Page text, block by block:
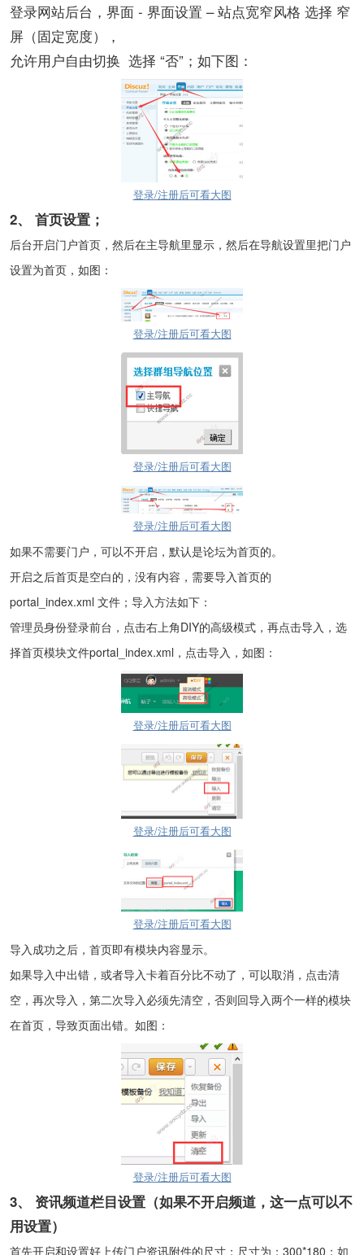
登录网站后台，界面 - 界面设置 – 站点宽窄风格 选择 窄
屏（固定宽度），
允许用户自由切换 选择 “否”；如下图：
登录/注册后可看大图
2、 首页设置；
后台开启门户首页，然后在主导航里显示，然后在导航设置里把门户
设置为首页，如图：
登录/注册后可看大图
登录/注册后可看大图
登录/注册后可看大图
如果不需要门户，可以不开启，默认是论坛为首页的。
开启之后首页是空白的，没有内容，需要导入首页的
portal_index.xml 文件；导入方法如下：
管理员身份登录前台，点击右上角DIY的高级模式，再点击导入，选
择首页模块文件portal_index.xml，点击导入，如图：
登录/注册后可看大图
登录/注册后可看大图
登录/注册后可看大图
导入成功之后，首页即有模块内容显示。
如果导入中出错，或者导入卡着百分比不动了，可以取消，点击清
空，再次导入，第二次导入必须先清空，否则回导入两个一样的模块
在首页，导致页面出错。如图：
登录/注册后可看大图
3、 资讯频道栏目设置（如果不开启频道，这一点可以不
用设置）
首先开启和设置好上传门户资讯附件的尺寸；尺寸为：300*180；如